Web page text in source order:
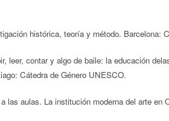
histórica, teoría y método. Barcelona:
leer, contar y algo de baile: la educación
Cátedra de Género UNESCO.
las aulas. La institución moderna del arte en